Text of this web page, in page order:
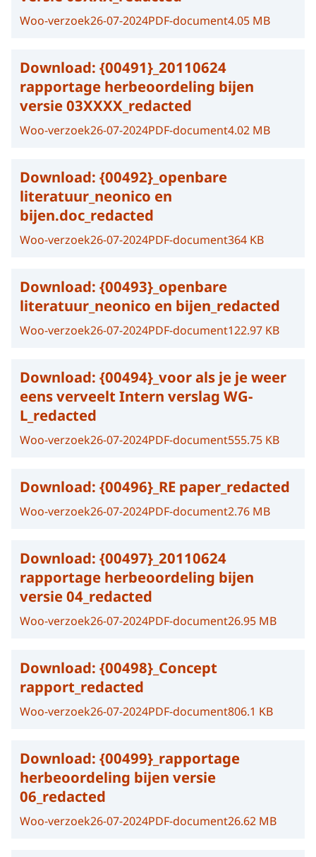
Woo-verzoek26-07-2024PDF-document4.05 MB
Download: {00491}_20110624
rapportage herbeoordeling bijen
versie 03XXXX_redacted
Woo-verzoek26-07-2024PDF-document4.02 MB
Download: {00492}_openbare
literatuur_neonico en
bijen.doc_redacted
Woo-verzoek26-07-2024PDF-document364 KB
Download: {00493}_openbare
literatuur_neonico en bijen_redacted
Woo-verzoek26-07-2024PDF-document122.97 KB
Download: {00494}_voor als je je weer
eens verveelt Intern verslag WG-
L_redacted
Woo-verzoek26-07-2024PDF-document555.75 KB
Download: {00496}_RE paper_redacted
Woo-verzoek26-07-2024PDF-document2.76 MB
Download: {00497}_20110624
rapportage herbeoordeling bijen
versie 04_redacted
Woo-verzoek26-07-2024PDF-document26.95 MB
Download: {00498}_Concept
rapport_redacted
Woo-verzoek26-07-2024PDF-document806.1 KB
Download: {00499}_rapportage
herbeoordeling bijen versie
06_redacted
Woo-verzoek26-07-2024PDF-document26.62 MB